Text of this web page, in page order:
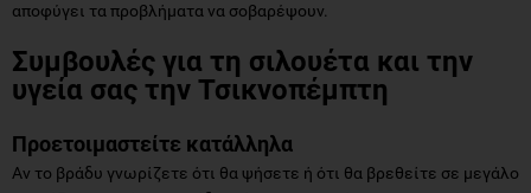
αποφύγει τα προβλήματα να σοβαρέψουν.
Συμβουλές για τη σιλουέτα και την
υγεία σας την Τσικνοπέμπτη
Προετοιμαστείτε κατάλληλα
Αν το βράδυ γνωρίζετε ότι θα ψήσετε ή ότι θα βρεθείτε σε μεγάλο